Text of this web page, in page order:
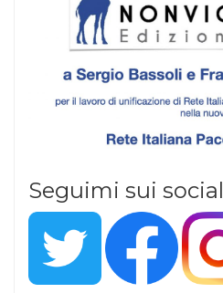
Seguimi sui social